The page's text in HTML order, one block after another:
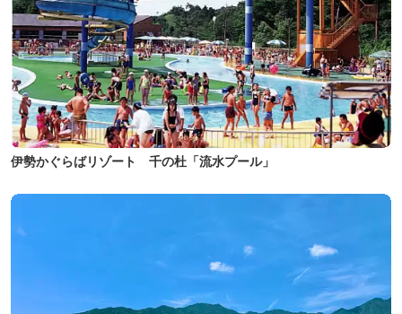
伊勢かぐらばリゾート 千の杜「流水プール」